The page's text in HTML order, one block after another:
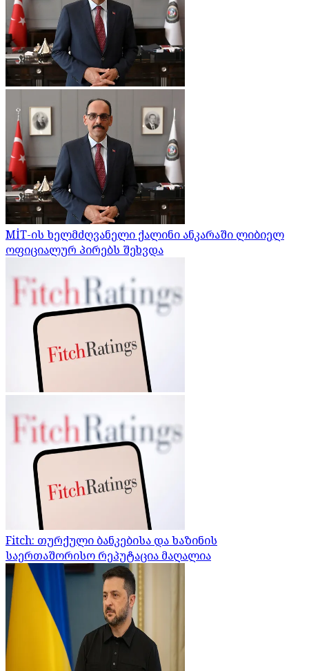
MİT-ის ხელმძღვანელი ქალინი ანკარაში ლიბიელ
ოფიციალურ პირებს შეხვდა
Fitch: თურქული ბანკებისა და ხაზინის
საერთაშორისო რეპუტაცია მაღალია